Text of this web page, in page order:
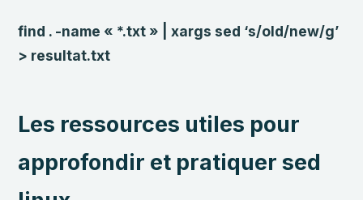
find . -name « *.txt » | xargs sed ‘s/old/new/g’
> resultat.txt
Les ressources utiles pour
approfondir et pratiquer sed